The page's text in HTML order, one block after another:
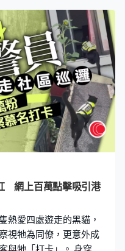
訴反特朗普的人作為政
稱受前朝拜登政府迫害
仍然擔憂布蘭奇的領導
網上百萬點擊吸引港
熱愛四處遊走的黑貓，
視牠為同僚，更意外成
與牠「打卡」。 身穿